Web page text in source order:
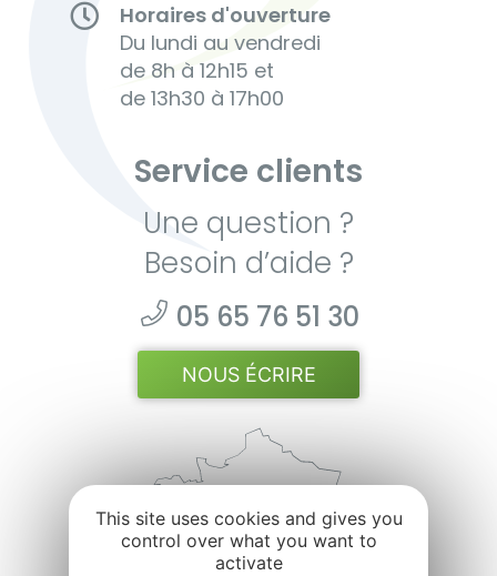
Horaires d'ouverture
Du lundi au vendredi
de 8h à 12h15 et
de 13h30 à 17h00
Service clients
Une question ?
Besoin d’aide ?
05 65 76 51 30
NOUS ÉCRIRE
This site uses cookies and gives you
control over what you want to
activate